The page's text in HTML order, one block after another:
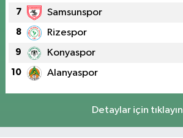
7 Samsunspor
8 Rizespor
9 Konyaspor
10 Alanyaspor
Detaylar için tıklayın